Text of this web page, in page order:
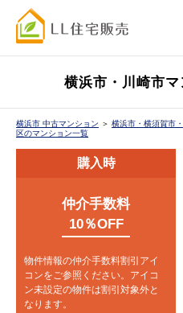
横浜市・川崎市
横浜市 中古マンション ＞ 横浜市・横須賀市
区のマンション一覧
購入時
仲介手数料
10％OFF
物件情報の仲介手数料割引アイ
コンをご参照ください。 アイコ
ン未設定の物件は割引対象外と
なります。